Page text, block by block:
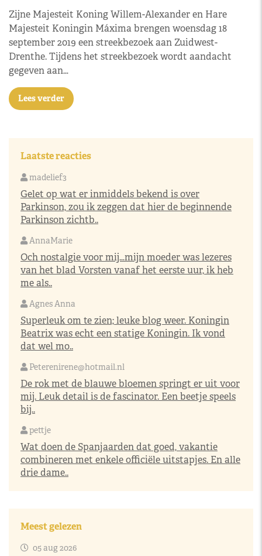
Zijne Majesteit Koning Willem-Alexander en Hare
Majesteit Koningin Máxima brengen woensdag 18
september 2019 een streekbezoek aan Zuidwest-
Drenthe. Tijdens het streekbezoek wordt aandacht
gegeven aan…
Lees verder
Laatste reacties
madelief3
Gelet op wat er inmiddels bekend is over
Parkinson, zou ik zeggen dat hier de beginnende
Parkinson zichtb..
AnnaMarie
Och nostalgie voor mij…mijn moeder was lezeres
van het blad Vorsten vanaf het eerste uur, ik heb
me als..
Agnes Anna
Superleuk om te zien; leuke blog weer. Koningin
Beatrix was echt een statige Koningin. Ik vond
dat wel mo..
Peterenirene@hotmail.nl
De rok met de blauwe bloemen springt er uit voor
mij. Leuk detail is de fascinator. Een beetje speels
bij..
pettje
Wat doen de Spanjaarden dat goed, vakantie
combineren met enkele officiële uitstapjes. En alle
drie dame..
Meest gelezen
05 aug 2026